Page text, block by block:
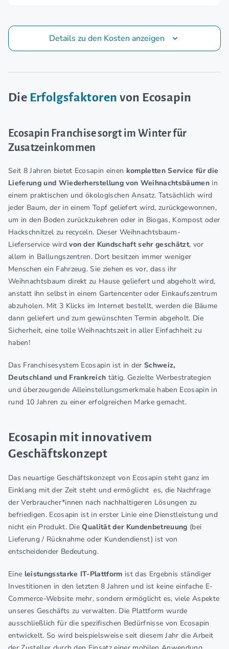
Details zu den Kosten anzeigen
Die Erfolgsfaktoren von Ecosapin
Ecosapin Franchise sorgt im Winter für
Zusatzeinkommen
Seit 8 Jahren bietet Ecosapin einen kompletten Service für die
Lieferung und Wiederherstellung von Weihnachtsbäumenin
einem praktischen und ökologischen Ansatz. Tatsächlich wird
jeder Baum, der in einem Topf geliefert wird, zurückgewonnen,
um in den Boden zurückzukehren oder in Biogas, Kompost oder
Hackschnitzel zu recyceln. Dieser Weihnachtsbaum-
Lieferservice wirdvon der Kundschaft sehr geschätzt, vor
allem in Ballungszentren. Dort besitzen immer weniger
Menschen ein Fahrzeug. Sie ziehen es vor, dass ihr
Weihnachtsbaum direkt zu Hause geliefert und abgeholt wird,
anstatt ihn selbst in einem Gartencenter oder Einkaufszentrum
abzuholen. Mit 3 Klicks im Internet bestellt, werden die Bäume
dann geliefert und zum gewünschten Termin abgeholt. Die
Sicherheit, eine tolle Weihnachtszeit in aller Einfachheit zu
haben!
Das Franchisesystem Ecosapin ist in der Schweiz,
Deutschland und Frankreich tätig. Gezielte Werbestrategien
und überzeugende Alleinstellungsmerkmale haben Ecosapin in
rund 10 Jahren zu einer erfolgreichen Marke gemacht.
Ecosapin mit innovativem
Geschäftskonzept
Das neuartige Geschäftskonzept von Ecosapin steht ganz im
Einklang mit der Zeit steht und ermöglicht es, die Nachfrage
der Verbraucher*innen nach nachhaltigeren Lösungen zu
befriedigen. Ecosapin ist in erster Linie eine Dienstleistung und
nicht ein Produkt. DieQualität der Kundenbetreuung (bei
Lieferung / Rücknahme oder Kundendienst) ist von
entscheidender Bedeutung.
Eine leistungsstarke IT-Plattform ist das Ergebnis ständiger
Investitionen in den letzten 8 Jahren und ist keine einfache E-
Commerce-Website mehr, sondern ermöglicht es, viele Aspekte
unseres Geschäfts zu verwalten. Die Plattform wurde
ausschließlich für die spezifischen Bedürfnisse von Ecosapin
entwickelt. So wird beispielsweise seit diesem Jahr die Arbeit